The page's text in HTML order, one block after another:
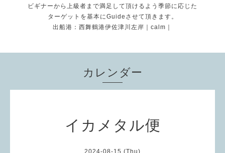
ビギナーから上級者まで満足して頂けるよう季節に応じた
ターゲットを基本にGuideさせて頂きます。
出船港：西舞鶴港伊佐津川左岸｜calm｜
カレンダー
イカメタル便
2024-08-15 (Thu)